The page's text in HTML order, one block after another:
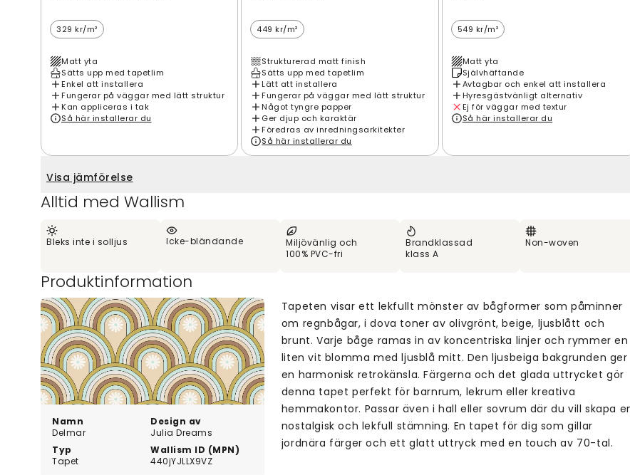
329 kr/m²
Matt yta
Sätts upp med tapetlim
Enkel att installera
Fungerar på väggar med lätt struktur
Kan appliceras i tak
Så här installerar du
449 kr/m²
Strukturerad matt finish
Sätts upp med tapetlim
Lätt att installera
Fungerar på väggar med lätt struktur
Något tyngre papper
Ger djup och karaktär
Föredras av inredningsarkitekter
Så här installerar du
549 kr/m²
Matt yta
Självhäftande
Avtagbar och enkel att installera
Hyresgästvänligt alternativ
Ej för väggar med textur
Så här installerar du
Visa jämförelse
Alltid med Wallism
Bleks inte i solljus Icke-bländande
Miljövänlig och
100% PVC-fri
Brandklassad
klass A
Non-woven
Produktinformation
Namn
Delmar
Design av
Julia Dreams
Typ
Tapet
Wallism ID (MPN)
440jYJLLX9VZ
Tapeten visar ett lekfullt mönster av bågformer som påminner
om regnbågar, i dova toner av olivgrönt, beige, ljusblått och
brunt. Varje båge ramas in av koncentriska linjer och rymmer en
liten vit blomma med ljusblå mitt. Den ljusbeiga bakgrunden ger
en harmonisk retrokänsla. Färgerna och det glada uttrycket gör
denna tapet perfekt för barnrum, lekrum eller kreativa
hemmakontor. Passar även i hall eller sovrum där du vill skapa
nostalgisk och lekfull stämning. En tapet för dig som gillar
jordnära färger och ett glatt uttryck med en touch av 70-tal.